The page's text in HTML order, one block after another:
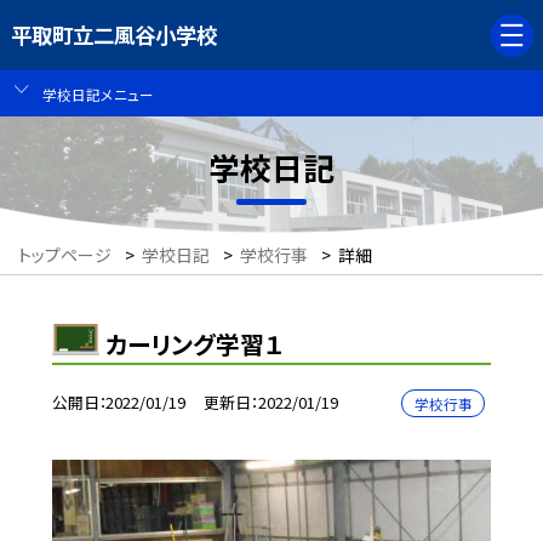
平取町立二風谷小学校
学校日記メニュー
学校日記
トップページ > 学校日記 > 学校行事 > 詳細
カーリング学習１
公開日 2022/01/19 更新日 2022/01/19 学校行事